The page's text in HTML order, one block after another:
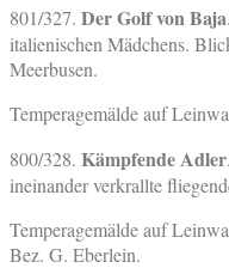
801/327. Der Golf von Baja
italienischen Mädchens.
Meerbusen.
Temperagemälde auf
800/328. Kämpfende Adler
ineinander verkrallte
Temperagemälde auf
Bez. G. Eberlein.